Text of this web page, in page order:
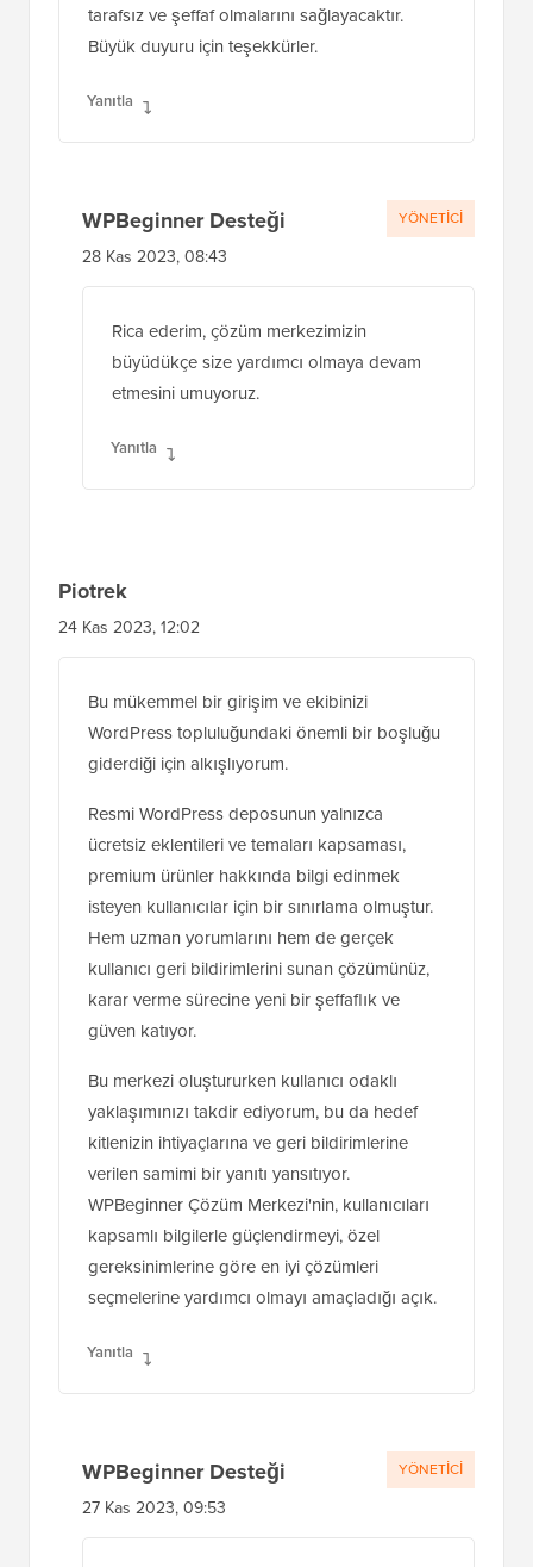
tarafsız ve şeffaf olmalarını sağlayacaktır.
Büyük duyuru için teşekkürler.
Yanıtla
WPBeginner Desteği
28 Kas 2023, 08:43
Rica ederim, çözüm merkezimizin
büyüdükçe size yardımcı olmaya devam
etmesini umuyoruz.
Yanıtla
YÖNETICI
Piotrek
24 Kas 2023, 12:02
Bu mükemmel bir girişim ve ekibinizi
WordPress topluluğundaki önemli bir boşluğu
giderdiği için alkışlıyorum.
Resmi WordPress deposunun yalnızca
ücretsiz eklentileri ve temaları kapsaması,
premium ürünler hakkında bilgi edinmek
isteyen kullanıcılar için bir sınırlama olmuştur.
Hem uzman yorumlarını hem de gerçek
kullanıcı geri bildirimlerini sunan çözümünüz,
karar verme sürecine yeni bir şeffaflık ve
güven katıyor.
Bu merkezi oluştururken kullanıcı odaklı
yaklaşımınızı takdir ediyorum, bu da hedef
kitlenizin ihtiyaçlarına ve geri bildirimlerine
verilen samimi bir yanıtı yansıtıyor.
WPBeginner Çözüm Merkezi'nin, kullanıcıları
kapsamlı bilgilerle güçlendirmeyi, özel
gereksinimlerine göre en iyi çözümleri
seçmelerine yardımcı olmayı amaçladığı açık.
Yanıtla
WPBeginner Desteği
27 Kas 2023, 09:53
YÖNETICI